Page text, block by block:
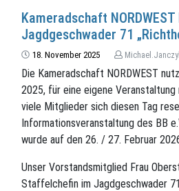
Kameradschaft
Jagdgeschwader 71
18. November 2025
Die Kameradschaft NORDWEST
2025, für eine eigene
viele Mitglieder sich diesen Tag
Informationsveranstaltung des BB
wurde auf den 26. / 27. Februar
Unser Vorstandsmitglied Frau
Staffelchefin im Jagdgeschwader